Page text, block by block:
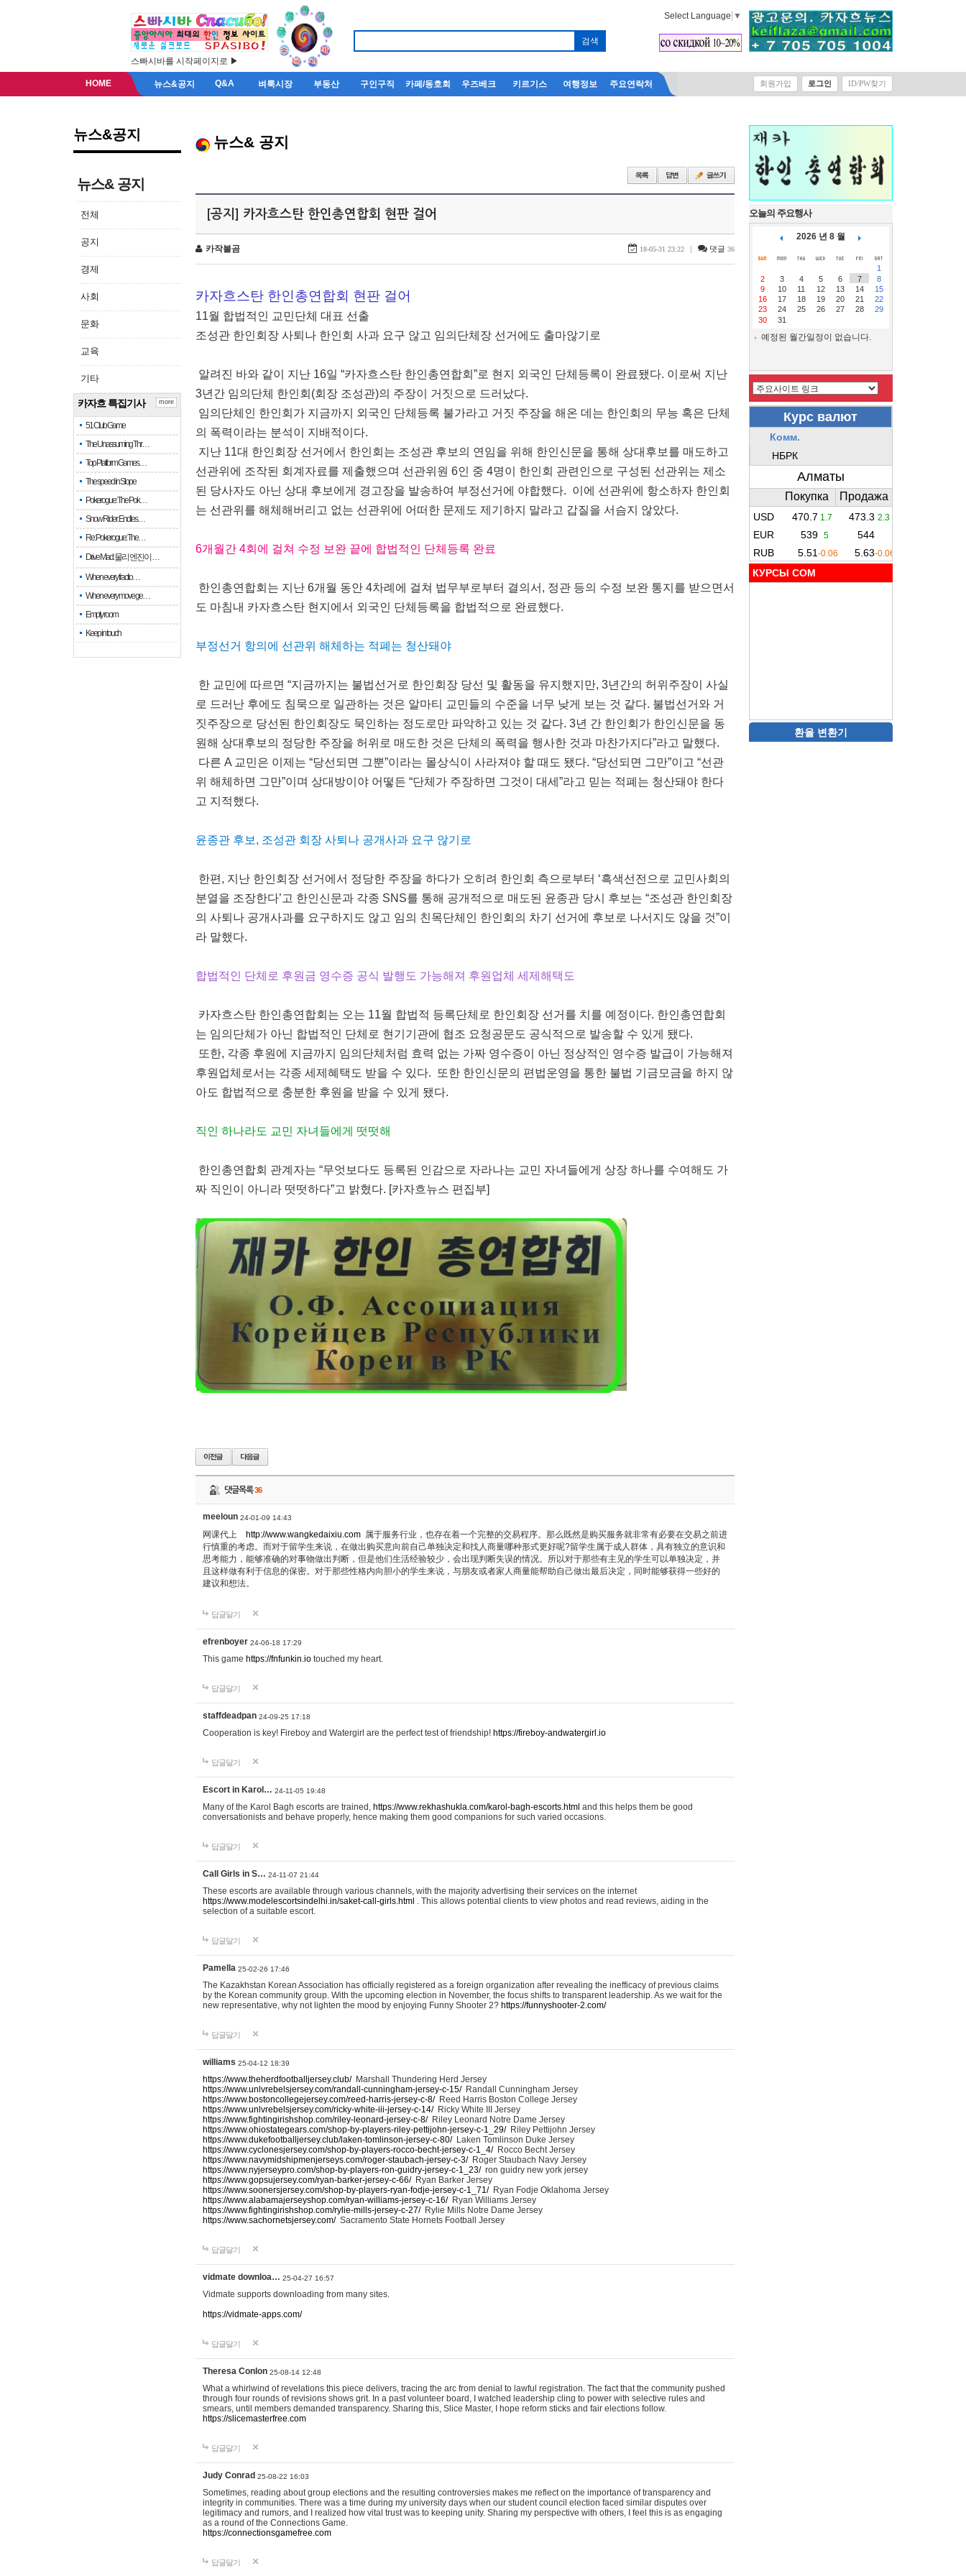
스빠시바를 시작페이지로 ▶
Select Language ▼
HOME 뉴스&공지 Q&A 벼룩시장 부동산 구인구직 카페/동호회 우즈베크 키르기스 여행정보 주요연락처 회원가입 로그인 ID/PW찾기
뉴스&공지
뉴스& 공지
전체
공지
경제
사회
문화
교육
기타
카자흐 특집기사
51 Club Game
The Unassuming Thr…
Top Platform Games…
The speed in Slope
Pokerogue: The Pok…
Snow Rider: Endles…
Re: Pokerogue: The…
Drive Mad: 물리 엔진이 …
When every fractio…
When every move ge…
Empty room
Keep in touch
more
뉴스& 공지
[공지] 카자흐스탄 한인총연합회 현판 걸어
카작불곰 18-05-31 23:22 | 댓글 36
카자흐스탄 한인총연합회 현판 걸어
11월 합법적인 교민단체 대표 선출
조성관 한인회장 사퇴나 한인회 사과 요구 않고 임의단체장 선거에도 출마않기로
알려진 바와 같이 지난 16일 “카자흐스탄 한인총연합회”로 현지 외국인 단체등록이 완료됐다. 이로써 지난
3년간 임의단체 한인회(회장 조성관)의 주장이 거짓으로 드러났다.
임의단체인 한인회가 지금까지 외국인 단체등록 불가라고 거짓 주장을 해온 데는 한인회의 무능 혹은 단체
의 폭력이라는 분석이 지배적이다.
지난 11대 한인회장 선거에서 한인회는 조성관 후보의 연임을 위해 한인신문을 통해 상대후보를 매도하고
선관위에 조작된 회계자료를 제출했으며 선관위원 6인 중 4명이 한인회 관련인으로 구성된 선관위는 제소
된 당사자도 아닌 상대 후보에게 경고장을 발송하여 부정선거에 야합했다. 이에 선관위에 항소하자 한인회
는 선관위를 해체해버리고 없는 선관위에 어떠한 문제도 제기하지 말라고 갑질을 서슴지 않았다.
6개월간 4회에 걸쳐 수정 보완 끝에 합법적인 단체등록 완료
한인총연합회는 지난 6개월 동안 4차례에 걸쳐 법무부로부터 결의서, 정관 등의 수정 보완 통지를 받으면서
도 마침내 카자흐스탄 현지에서 외국인 단체등록을 합법적으로 완료했다.
부정선거 항의에 선관위 해체하는 적폐는 청산돼야
한 교민에 따르면 “지금까지는 불법선거로 한인회장 당선 및 활동을 유지했지만, 3년간의 허위주장이 사실
로 드러난 후에도 침묵으로 일관하는 것은 알마티 교민들의 수준을 너무 낮게 보는 것 같다. 불법선거와 거
짓주장으로 당선된 한인회장도 묵인하는 정도로만 파악하고 있는 것 같다. 3년 간 한인회가 한인신문을 동
원해 상대후보의 정당한 주장을 허위로 매도한 것은 단체의 폭력을 행사한 것과 마찬가지다”라고 말했다.
다른 A 교민은 이제는 “당선되면 그뿐”이라는 몰상식이 사라져야 할 때도 됐다. “당선되면 그만”이고 “선관
위 해체하면 그만”이며 상대방이야 어떻든 “단체가 주장하면 그것이 대세”라고 믿는 적폐는 청산돼야 한다
고 지적했다.
윤종관 후보, 조성관 회장 사퇴나 공개사과 요구 않기로
한편, 지난 한인회장 선거에서 정당한 주장을 하다가 오히려 한인회 측으로부터 ‘흑색선전으로 교민사회의
분열을 조장한다’고 한인신문과 각종 SNS를 통해 공개적으로 매도된 윤종관 당시 후보는 “조성관 한인회장
의 사퇴나 공개사과를 요구하지도 않고 임의 친목단체인 한인회의 차기 선거에 후보로 나서지도 않을 것”이
라 말했다.
합법적인 단체로 후원금 영수증 공식 발행도 가능해져 후원업체 세제해택도
카자흐스탄 한인총연합회는 오는 11월 합법적 등록단체로 한인회장 선거를 치를 예정이다. 한인총연합회
는 임의단체가 아닌 합법적인 단체로 현기기관에 협조 요청공문도 공식적으로 발송할 수 있게 됐다.
또한, 각종 후원에 지금까지 임의단체처럼 효력 없는 가짜 영수증이 아닌 정상적인 영수증 발급이 가능해져
후원업체로서는 각종 세제혜택도 받을 수 있다. 또한 한인신문의 편법운영을 통한 불법 기금모금을 하지 않
아도 합법적으로 충분한 후원을 받을 수 있게 됐다.
직인 하나라도 교민 자녀들에게 떳떳해
한인총연합회 관계자는 “무엇보다도 등록된 인감으로 자라나는 교민 자녀들에게 상장 하나를 수여해도 가
짜 직인이 아니라 떳떳하다”고 밝혔다. [카자흐뉴스 편집부]
댓글목록36
meeloun 24-01-09 14:43
网课代上 http://www.wangkedaixiu.com 属于服务行业，也存在着一个完整的交易程序。那么既然是购买服务就非常有必要在交易之前进
行慎重的考虑。而对于留学生来说，在做出购买意向前自己单独决定和找人商量哪种形式更好呢?留学生属于成人群体，具有独立的意识和
思考能力，能够准确的对事物做出判断，但是他们生活经验较少，会出现判断失误的情况。所以对于那些有主见的学生可以单独决定，并
且这样做有利于信息的保密。对于那些性格内向胆小的学生来说，与朋友或者家人商量能帮助自己做出最后决定，同时能够获得一些好的
建议和想法。
답글달기
efrenboyer 24-06-18 17:29
This game https://fnfunkin.io touched my heart.
답글달기
staffdeadpan 24-09-25 17:18
Cooperation is key! Fireboy and Watergirl are the perfect test of friendship! https://fireboy-andwatergirl.io
답글달기
Escort in Karol… 24-11-05 19:48
Many of the Karol Bagh escorts are trained, https://www.rekhashukla.com/karol-bagh-escorts.html and this helps them be good
conversationists and behave properly, hence making them good companions for such varied occasions.
답글달기
Call Girls in S… 24-11-07 21:44
These escorts are available through various channels, with the majority advertising their services on the internet
https://www.modelescortsindelhi.in/saket-call-girls.html . This allows potential clients to view photos and read reviews, aiding in the
selection of a suitable escort.
답글달기
Pamella 25-02-26 17:46
The Kazakhstan Korean Association has officially registered as a foreign organization after revealing the inefficacy of previous claims
by the Korean community group. With the upcoming election in November, the focus shifts to transparent leadership. As we wait for the
new representative, why not lighten the mood by enjoying Funny Shooter 2? https://funnyshooter-2.com/
답글달기
williams 25-04-12 18:39
https://www.theherdfootballjersey.club/Marshall Thundering Herd Jersey
https://www.unlvrebelsjersey.com/randall-cunningham-jersey-c-15/Randall Cunningham Jersey
https://www.bostoncollegejersey.com/reed-harris-jersey-c-8/Reed Harris Boston College Jersey
https://www.unlvrebelsjersey.com/ricky-white-iii-jersey-c-14/Ricky White III Jersey
https://www.fightingirishshop.com/riley-leonard-jersey-c-8/Riley Leonard Notre Dame Jersey
https://www.ohiostategears.com/shop-by-players-riley-pettijohn-jersey-c-1_29/Riley Pettijohn Jersey
https://www.dukefootballjersey.club/laken-tomlinson-jersey-c-80/Laken Tomlinson Duke Jersey
https://www.cyclonesjersey.com/shop-by-players-rocco-becht-jersey-c-1_4/Rocco Becht Jersey
https://www.navymidshipmenjerseys.com/roger-staubach-jersey-c-3/Roger Staubach Navy Jersey
https://www.nyjerseypro.com/shop-by-players-ron-guidry-jersey-c-1_23/ron guidry new york jersey
https://www.gopsujersey.com/ryan-barker-jersey-c-66/Ryan Barker Jersey
https://www.soonersjersey.com/shop-by-players-ryan-fodje-jersey-c-1_71/Ryan Fodje Oklahoma Jersey
https://www.alabamajerseyshop.com/ryan-williams-jersey-c-16/Ryan Williams Jersey
https://www.fightingirishshop.com/rylie-mills-jersey-c-27/Rylie Mills Notre Dame Jersey
https://www.sachornetsjersey.com/Sacramento State Hornets Football Jersey
답글달기
vidmate downloa… 25-04-27 16:57
Vidmate supports downloading from many sites.
https://vidmate-apps.com/
답글달기
Theresa Conlon 25-08-14 12:48
What a whirlwind of revelations this piece delivers, tracing the arc from denial to lawful registration. The fact that the community pushed
through four rounds of revisions shows grit. In a past volunteer board, I watched leadership cling to power with selective rules and
smears, until members demanded transparency. Sharing this, Slice Master, I hope reform sticks and fair elections follow.
https://slicemasterfree.com
답글달기
Judy Conrad 25-08-22 16:03
Sometimes, reading about group elections and the resulting controversies makes me reflect on the importance of transparency and
integrity in communities. There was a time during my university days when our student council election faced similar disputes over
legitimacy and rumors, and I realized how vital trust was to keeping unity. Sharing my perspective with others, I feel this is as engaging
as a round of the Connections Game.
https://connectionsgamefree.com
답글달기
오늘의 주요행사
2026 년 8 월
1
2
3 4 5 6 7
8
9
10 11 12 13 14
15
16
17 18 19 20 21
22
23
24 25 26 27 28
29
30
31
예정된 월간일정이 없습니다.
КУРСЫ COM
환율 변환기